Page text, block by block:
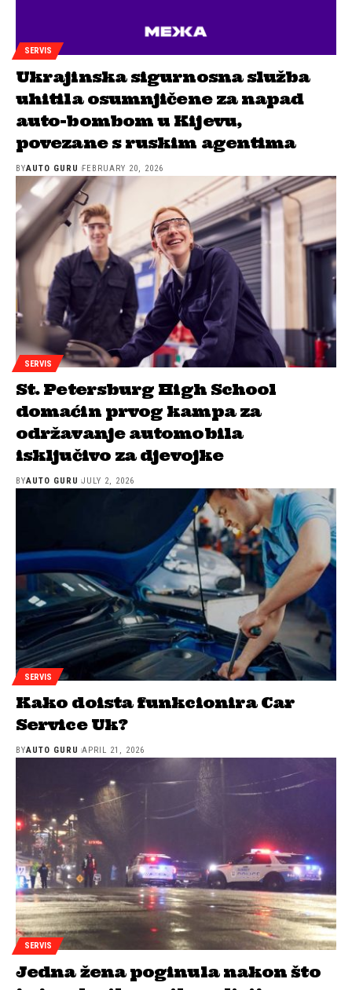
SERVIS
Ukrajinska sigurnosna služba
uhitila osumnjičene za napad
auto-bombom u Kijevu,
povezane s ruskim agentima
BYAUTO GURU FEBRUARY 20, 2026
SERVIS
St. Petersburg High School
domaćin prvog kampa za
održavanje automobila
isključivo za djevojke
BYAUTO GURU JULY 2, 2026
SERVIS
Kako doista funkcionira Car
Service Uk?
BYAUTO GURU APRIL 21, 2026
SERVIS
Jedna žena poginula nakon što